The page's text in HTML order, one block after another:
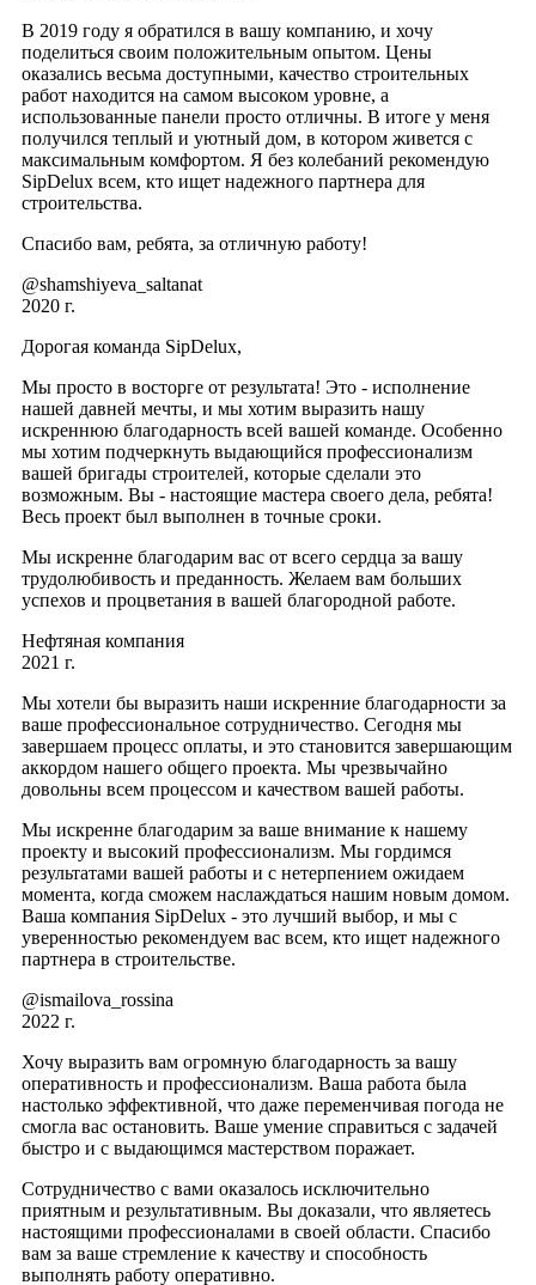
В 2019 году я обратился в вашу компанию, и хочу
поделиться своим положительным опытом. Цены
оказались весьма доступными, качество строительных
работ находится на самом высоком уровне, а
использованные панели просто отличны. В итоге у меня
получился теплый и уютный дом, в котором живется с
максимальным комфортом. Я без колебаний рекомендую
SipDelux всем, кто ищет надежного партнера для
строительства.
Спасибо вам, ребята, за отличную работу!
@shamshiyeva_saltanat
2020 г.
Дорогая команда SipDelux,
Мы просто в восторге от результата! Это - исполнение
нашей давней мечты, и мы хотим выразить нашу
искреннюю благодарность всей вашей команде. Особенно
мы хотим подчеркнуть выдающийся профессионализм
вашей бригады строителей, которые сделали это
возможным. Вы - настоящие мастера своего дела, ребята!
Весь проект был выполнен в точные сроки.
Мы искренне благодарим вас от всего сердца за вашу
трудолюбивость и преданность. Желаем вам больших
успехов и процветания в вашей благородной работе.
Нефтяная компания
2021 г.
Мы хотели бы выразить наши искренние благодарности за
ваше профессиональное сотрудничество. Сегодня мы
завершаем процесс оплаты, и это становится завершающим
аккордом нашего общего проекта. Мы чрезвычайно
довольны всем процессом и качеством вашей работы.
Мы искренне благодарим за ваше внимание к нашему
проекту и высокий профессионализм. Мы гордимся
результатами вашей работы и с нетерпением ожидаем
момента, когда сможем наслаждаться нашим новым домом.
Ваша компания SipDelux - это лучший выбор, и мы с
уверенностью рекомендуем вас всем, кто ищет надежного
партнера в строительстве.
@ismailova_rossina
2022 г.
Хочу выразить вам огромную благодарность за вашу
оперативность и профессионализм. Ваша работа была
настолько эффективной, что даже переменчивая погода не
смогла вас остановить. Ваше умение справиться с задачей
быстро и с выдающимся мастерством поражает.
Сотрудничество с вами оказалось исключительно
приятным и результативным. Вы доказали, что являетесь
настоящими профессионалами в своей области. Спасибо
вам за ваше стремление к качеству и способность
выполнять работу оперативно.